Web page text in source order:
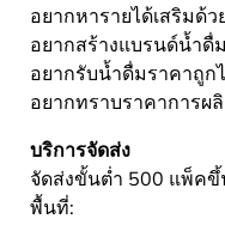
อยากหารายได้เสริมด้
อยากสร้างแบรนด์น้ำดื่
อยากรับน้ำดื่มราคาถูก
อยากทราบราคาการผ
บริการจัดส่ง
จัดส่งขั้นต่ำ 500 แพ็ค
พื้นที่: